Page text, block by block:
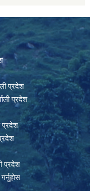
प्रदेश
प्रदेश
प्रदेश
प्रदेश